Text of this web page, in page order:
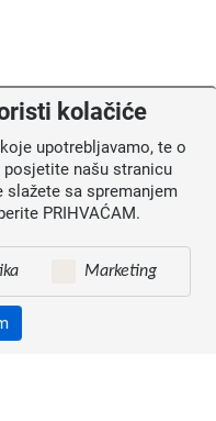
kolačiće
upotrebljavamo, te o
našu stranicu
slažete sa spremanjem
PRIHVAĆAM.
Marketing